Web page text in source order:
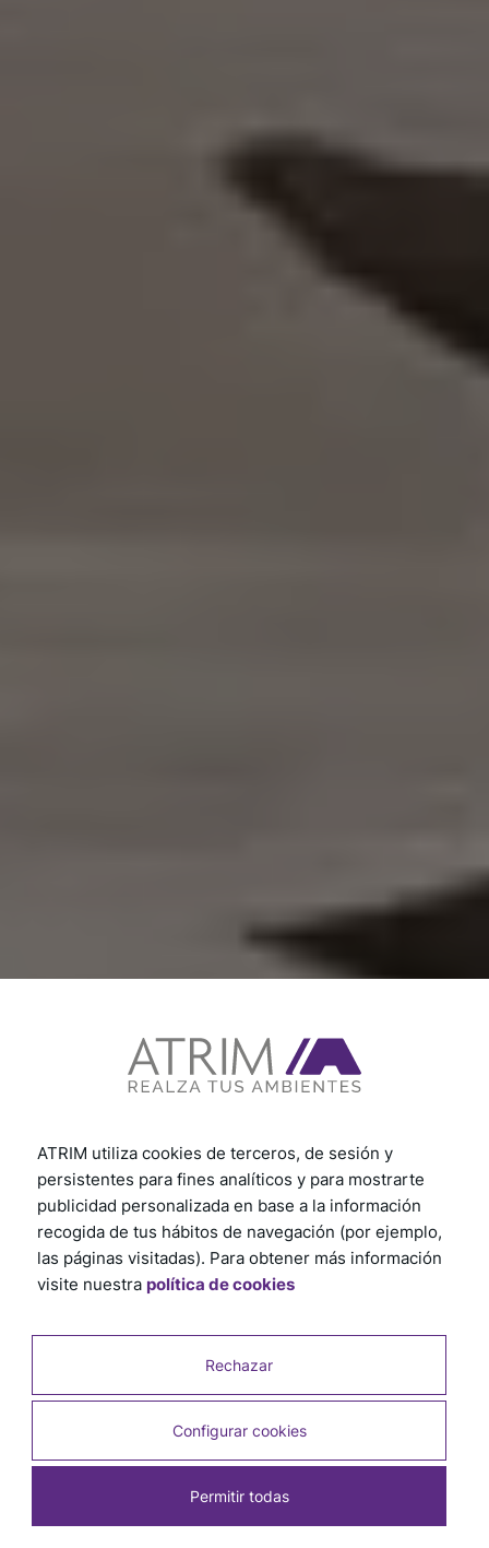
Zócalos de EPS Atrim
generando equilibrio y orden.
VER MÁS
ATRIM utiliza cookies de terceros, de sesión y
persistentes para fines analíticos y para mostrarte
publicidad personalizada en base a la información
recogida de tus hábitos de navegación (por ejemplo,
las páginas visitadas). Para obtener más información
visite nuestra política de cookies
Rechazar
Configurar cookies
Permitir todas